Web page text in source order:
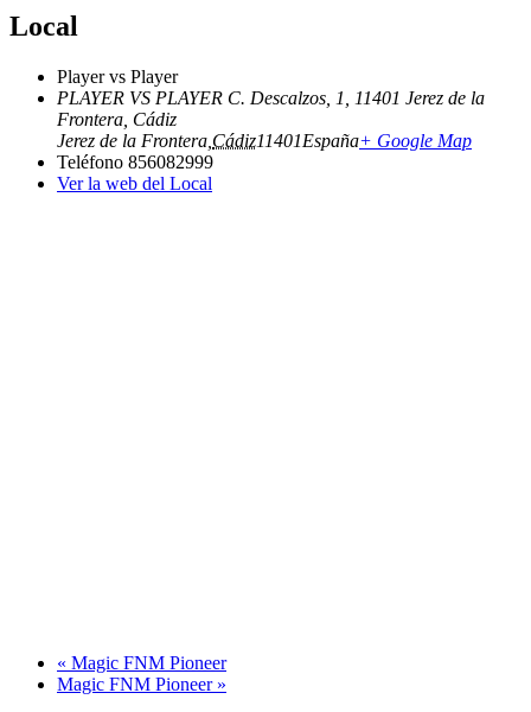
Local
Player vs Player
PLAYER VS PLAYER C. Descalzos, 1, 11401 Jerez de la
Frontera, Cádiz
Jerez de la Frontera Cádiz11401España+ Google Map
Teléfono 856082999
Ver la web del Local
« Magic FNM Pioneer
Magic FNM Pioneer »